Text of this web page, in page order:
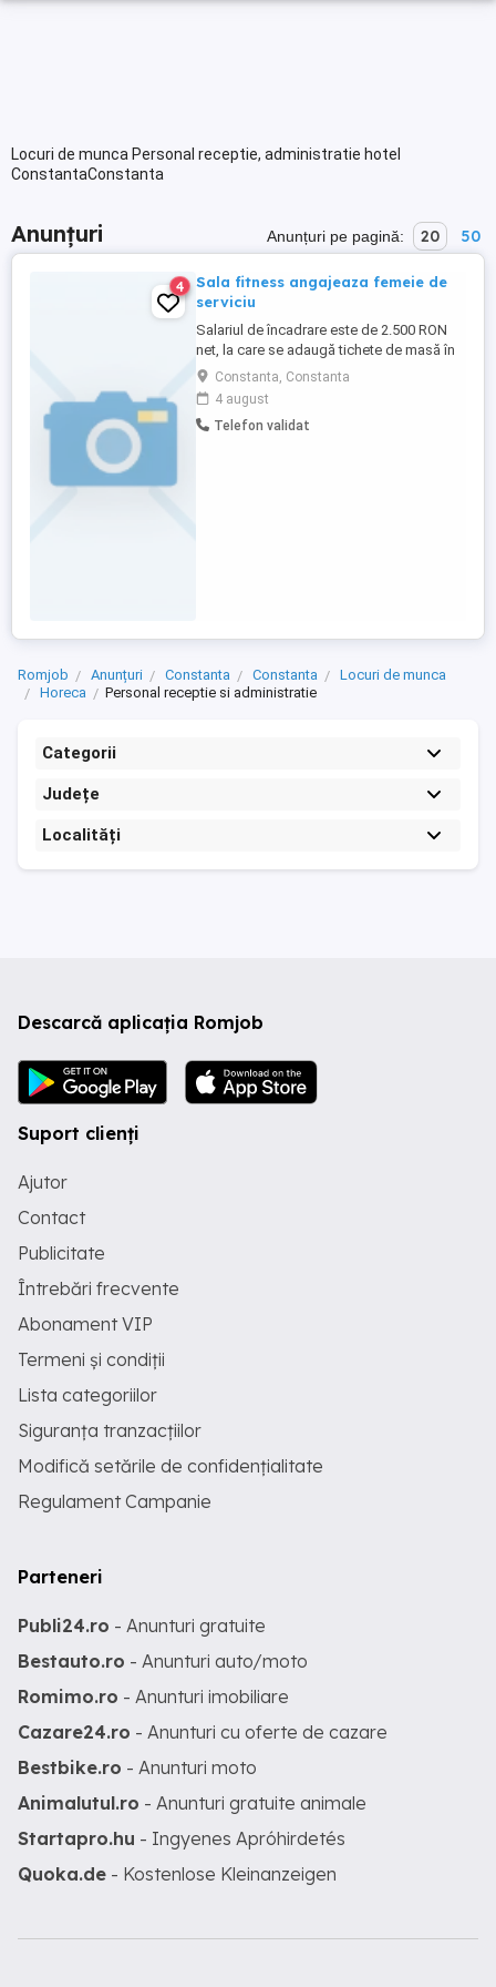
Locuri de munca Personal receptie, administratie hotel
ConstantaConstanta
Anunțuri Anunțuri pe pagină: 20 50
4
Sala fitness angajeaza femeie de
serviciu
Salariul de încadrare este de 2.500 RON
net, la care se adaugă tichete de masă în
valoare de 900 RON locatia: complex Lake
View
Constanta, Constanta
4 august
Telefon validat
Romjob Anunțuri Constanta Constanta
Locuri de munca
Horeca
Personal receptie si administratie
Categorii
Județe
Localități
Descarcă aplicația Romjob
Suport clienți
Ajutor
Contact
Publicitate
Întrebări frecvente
Abonament VIP
Termeni și condiții
Lista categoriilor
Siguranța tranzacțiilor
Modifică setările de confidențialitate
Regulament Campanie
Parteneri
Publi24.ro - Anunturi gratuite
Bestauto.ro - Anunturi auto/moto
Romimo.ro - Anunturi imobiliare
Cazare24.ro - Anunturi cu oferte de cazare
Bestbike.ro - Anunturi moto
Animalutul.ro - Anunturi gratuite animale
Startapro.hu - Ingyenes Apróhirdetés
Quoka.de - Kostenlose Kleinanzeigen